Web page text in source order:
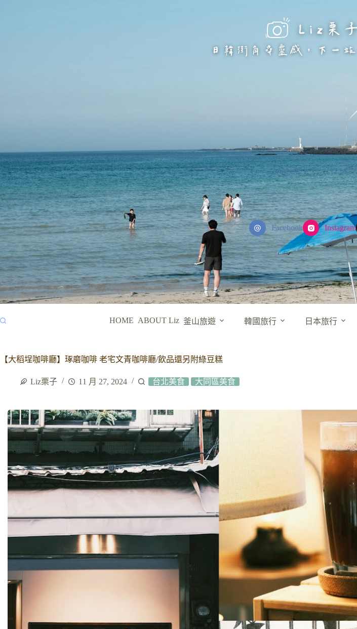
Facebook Instagram
HOME ABOUT Liz 釜山旅遊 韓國旅行 日本旅行
【大稻埕咖啡廳】琢磨咖啡 老宅文青咖啡廳/飲品還另附綠豆糕
Liz栗子 11 月 27, 2024 台北美食 大同區美食